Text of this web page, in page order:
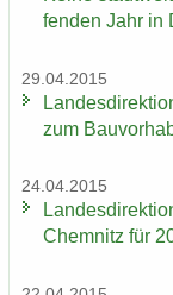
fen­den Jahr in
29.04.2015
zum
24.04.2015
Chem­nitz für